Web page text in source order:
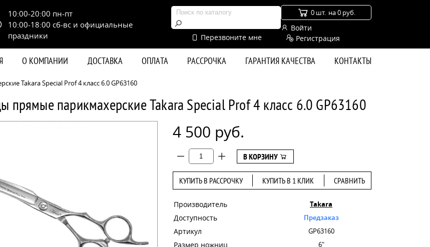
10:00-20:00 пн-пт
10:00-18:00 сб-вс и официальные
праздники
Перезвоните мне
0 шт. на 0 руб.
Войти
Регистрация
О КОМПАНИИ ДОСТАВКА ОПЛАТА РАССРОЧКА ГАРАНТИЯ КАЧЕСТВА КОНТАКТЫ
Takara Special Prof 4 класс 6.0 GP63160
прямые парикмахерские Takara Special Prof 4 класс 6.0 GP63160
4 500 руб.
В КОРЗИНУ
КУПИТЬ В РАССРОЧКУ КУПИТЬ В 1 КЛИК СРАВНИТЬ
Производитель Takara
Доступность Предзаказ
Артикул GP63160
Размер ножниц 6"